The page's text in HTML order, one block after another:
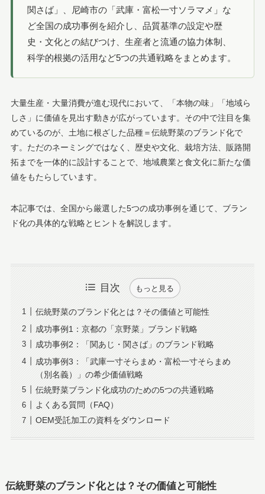
関さば」、尼崎市の「武庫・富松一寸ソラマメ」な
ど全国の成功事例を紹介し、品質基準の設定や歴
史・文化との結びつけ、生産者と流通の協力体制、
科学的根拠の活用など5つの共通戦略をまとめます。
大量生産・大量消費が進む現代において、「本物の味」「地域ら
しさ」に価値を見出す動きが広がっています。その中で注目を集
めているのが、土地に根ざした品種＝伝統野菜のブランド化で
す。ただのネーミングではなく、歴史や文化、栽培方法、販路開
拓までを一体的に設計することで、地域農業と食文化に新たな価
値をもたらしています。
本記事では、全国から厳選した5つの成功事例を通じて、ブラン
ド化の具体的な戦略とヒントを解説します。
目次 もっと見る
伝統野菜のブランド化とは？その価値と可能性
成功事例1：京都の「京野菜」ブランド戦略
成功事例2：「関あじ・関さば」のブランド戦略
成功事例3：「武庫一寸そらまめ・富松一寸そらまめ
（別名義）」の希少価値戦略
伝統野菜ブランド化成功のための5つの共通戦略
よくある質問（FAQ）
OEM受託加工の資料をダウンロード
伝統野菜のブランド化とは？その価値と可能性